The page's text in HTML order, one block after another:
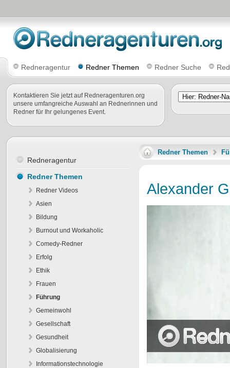
Redneragentur Redner Themen Redner Suche
Kontaktieren Sie jetzt auf Redneragenturen.org
unsere umfangreiche Auswahl an Rednerinnen und
Redner für Ihr gelungenes Event.
Redner Themen
Alexander
Redneragentur
Redner Themen
Redner Videos
Asien
Bildung
Burnout und Workaholic
Comedy-Redner
Erfolg
Ethik
Frauen
Führung
Gemeinwohl
Gesellschaft
Gesundheit
Globalisierung
Informationstechnologie